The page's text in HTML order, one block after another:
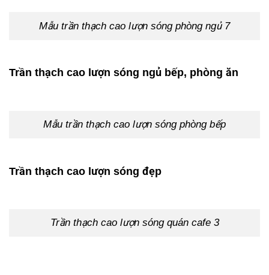
Mẫu trần thạch cao lượn sóng phòng ngủ 7
Trần thạch cao lượn sóng ngủ bếp, phòng ăn
Mẫu trần thạch cao lượn sóng phòng bếp
Trần thạch cao lượn sóng đẹp
Trần thạch cao lượn sóng quán cafe 3